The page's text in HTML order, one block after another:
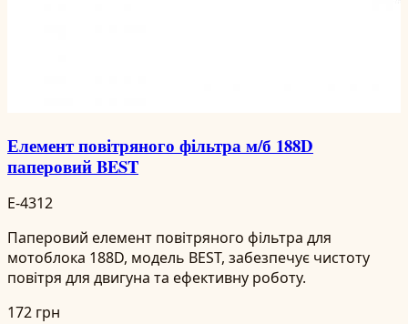
Елемент повітряного фільтра м/б 188D
паперовий BEST
E-4312
Паперовий елемент повітряного фільтра для
мотоблока 188D, модель BEST, забезпечує чистоту
повітря для двигуна та ефективну роботу.
172 грн